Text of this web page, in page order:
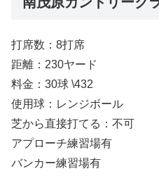
打席数：8打席
距離：230ヤード
料金：30球 \432
使用球：レンジボール
芝から直接打てる：不可
アプローチ練習場有
バンカー練習場有